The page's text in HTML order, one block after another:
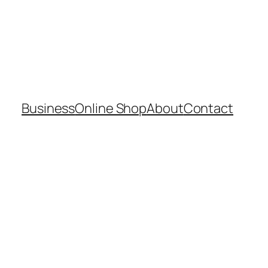
BusinessOnline ShopAboutContact